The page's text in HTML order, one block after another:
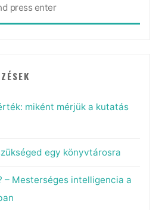
miként mérjük a kutatás
egy könyvtárosra
– Mesterséges intelligencia a